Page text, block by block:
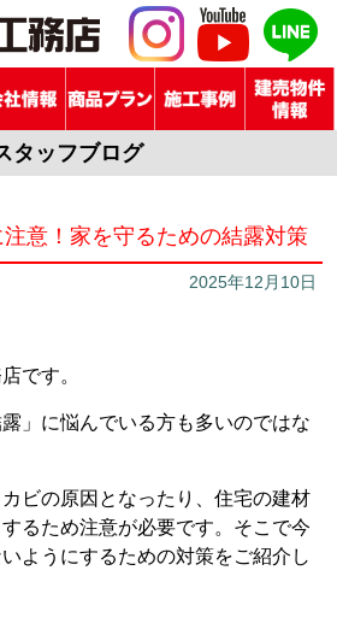
タッフブログ
意！家を守るための結露対策
2025年12月10日
です。
」に悩んでいる方も多いのではな
ビの原因となったり、住宅の建材
るため注意が必要です。そこで今
ようにするための対策をご紹介し